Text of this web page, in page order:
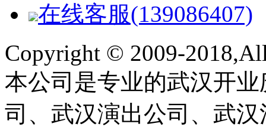
在线客服(139086407)
Copyright © 2009-
本公司是专业的武汉开
司、武汉演出公司、武